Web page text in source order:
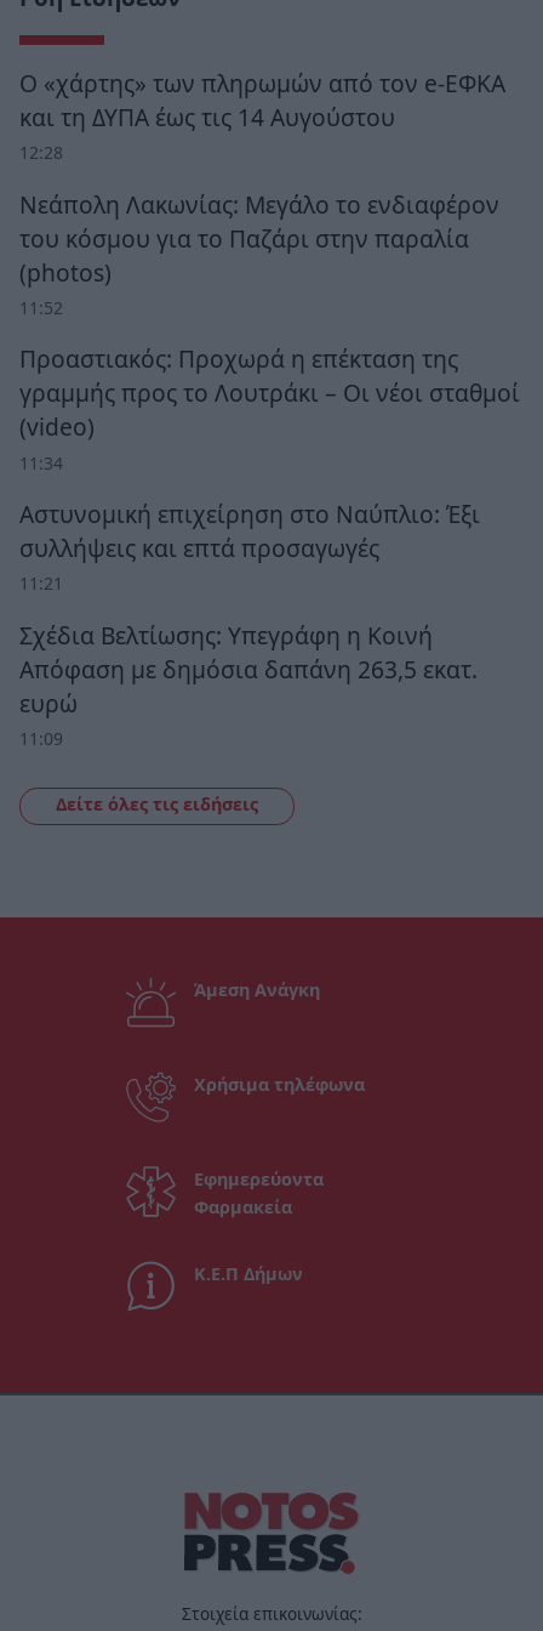
Ο «χάρτης» των πληρωμών από τον e-ΕΦΚΑ
και τη ΔΥΠΑ έως τις 14 Αυγούστου
12:28
Νεάπολη Λακωνίας: Μεγάλο το ενδιαφέρον
του κόσμου για το Παζάρι στην παραλία
(photos)
11:52
Προαστιακός: Προχωρά η επέκταση της
γραμμής προς το Λουτράκι – Οι νέοι σταθμοί
(video)
11:34
Αστυνομική επιχείρηση στο Ναύπλιο: Έξι
συλλήψεις και επτά προσαγωγές
11:21
Σχέδια Βελτίωσης: Υπεγράφη η Κοινή
Απόφαση με δημόσια δαπάνη 263,5 εκατ.
ευρώ
11:09
Δείτε όλες τις ειδήσεις
Άμεση Ανάγκη
Χρήσιμα τηλέφωνα
Εφημερεύοντα
Φαρμακεία
Κ.Ε.Π Δήμων
Στοιχεία επικοινωνίας: